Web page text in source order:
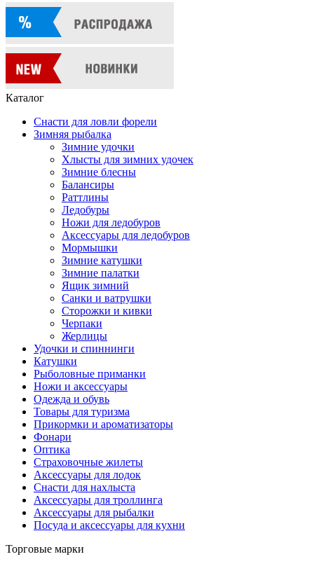
Каталог
Снасти для ловли форели
Зимняя рыбалка
Зимние удочки
Хлысты для зимних удочек
Зимние блесны
Балансиры
Раттлины
Ледобуры
Ножи для ледобуров
Аксессуары для ледобуров
Мормышки
Зимние катушки
Зимние палатки
Ящик зимний
Санки и ватрушки
Сторожки и кивки
Черпаки
Жерлицы
Удочки и спиннинги
Катушки
Рыболовные приманки
Ножи и аксессуары
Одежда и обувь
Товары для туризма
Прикормки и ароматизаторы
Фонари
Оптика
Страховочные жилеты
Аксессуары для лодок
Снасти для нахлыста
Аксессуары для троллинга
Аксессуары для рыбалки
Посуда и аксессуары для кухни
Торговые марки